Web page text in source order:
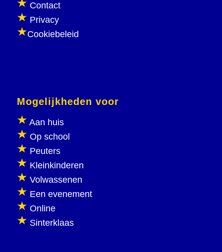
Contact
Privacy
Cookiebeleid
Mogelijkheden voor
Aan huis
Op school
Peuters
Kleinkinderen
Volwassenen
Een evenement
Online
Sinterklaas